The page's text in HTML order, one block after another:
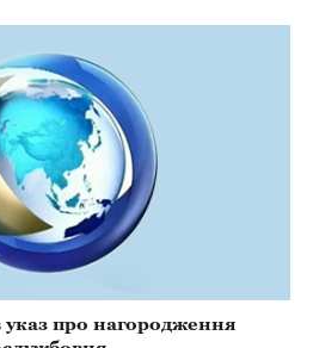
указ про нагородження